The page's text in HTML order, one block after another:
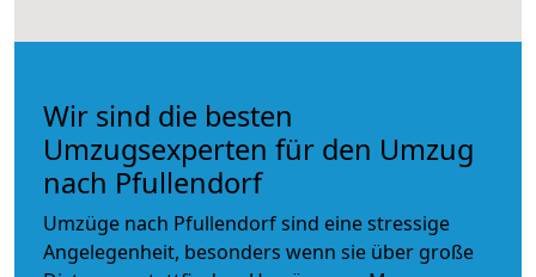
Wir sind die besten
Umzugsexperten für den Umzug
nach Pfullendorf
Umzüge nach Pfullendorf sind eine stressige
Angelegenheit, besonders wenn sie über große